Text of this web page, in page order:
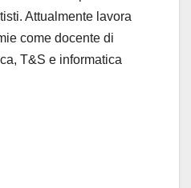
Attualmente lavora
come docente di
T&S e informatica